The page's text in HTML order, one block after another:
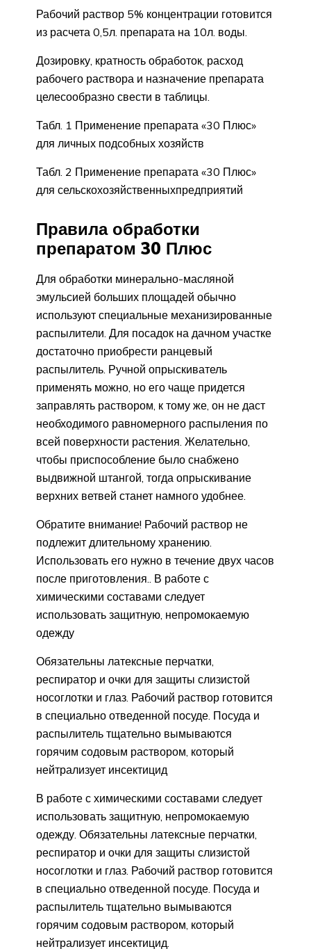
Рабочий раствор 5% концентрации готовится
из расчета 0,5л. препарата на 10л. воды.
Дозировку, кратность обработок, расход
рабочего раствора и назначение препарата
целесообразно свести в таблицы.
Табл. 1 Применение препарата «30 Плюс»
для личных подсобных хозяйств
Табл. 2 Применение препарата «30 Плюс»
для сельскохозяйственныхпредприятий
Правила обработки
препаратом 30 Плюс
Для обработки минерально-масляной
эмульсией больших площадей обычно
используют специальные механизированные
распылители. Для посадок на дачном участке
достаточно приобрести ранцевый
распылитель. Ручной опрыскиватель
применять можно, но его чаще придется
заправлять раствором, к тому же, он не даст
необходимого равномерного распыления по
всей поверхности растения. Желательно,
чтобы приспособление было снабжено
выдвижной штангой, тогда опрыскивание
верхних ветвей станет намного удобнее.
Обратите внимание! Рабочий раствор не
подлежит длительному хранению.
Использовать его нужно в течение двух часов
после приготовления.. В работе с
химическими составами следует
использовать защитную, непромокаемую
одежду
Обязательны латексные перчатки,
респиратор и очки для защиты слизистой
носоглотки и глаз. Рабочий раствор готовится
в специально отведенной посуде. Посуда и
распылитель тщательно вымываются
горячим содовым раствором, который
нейтрализует инсектицид
В работе с химическими составами следует
использовать защитную, непромокаемую
одежду. Обязательны латексные перчатки,
респиратор и очки для защиты слизистой
носоглотки и глаз. Рабочий раствор готовится
в специально отведенной посуде. Посуда и
распылитель тщательно вымываются
горячим содовым раствором, который
нейтрализует инсектицид.